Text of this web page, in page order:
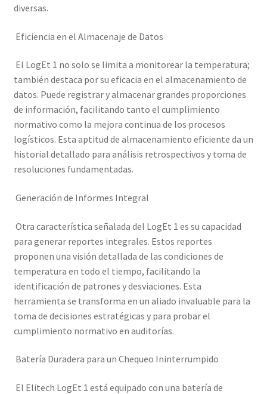
diversas.
Eficiencia en el Almacenaje de Datos
El LogEt 1 no solo se limita a monitorear la temperatura;
también destaca por su eficacia en el almacenamiento de
datos. Puede registrar y almacenar grandes proporciones
de información, facilitando tanto el cumplimiento
normativo como la mejora continua de los procesos
logísticos. Esta aptitud de almacenamiento eficiente da un
historial detallado para análisis retrospectivos y toma de
resoluciones fundamentadas.
Generación de Informes Integral
Otra característica señalada del LogEt 1 es su capacidad
para generar reportes integrales. Estos reportes
proponen una visión detallada de las condiciones de
temperatura en todo el tiempo, facilitando la
identificación de patrones y desviaciones. Esta
herramienta se transforma en un aliado invaluable para la
toma de decisiones estratégicas y para probar el
cumplimiento normativo en auditorías.
Batería Duradera para un Chequeo Ininterrumpido
El Elitech LogEt 1 está equipado con una batería de